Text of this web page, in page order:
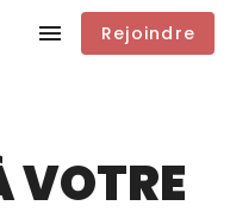
Rejoindre
VOTRE